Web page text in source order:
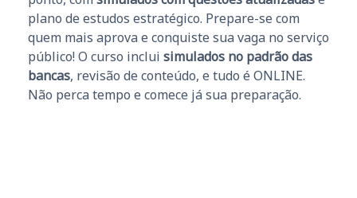
plano de estudos estratégico. Prepare-se com
quem mais aprova e conquiste sua vaga no serviço
público! O curso inclui simulados no padrão das
bancas, revisão de conteúdo, e tudo é ONLINE.
Não perca tempo e comece já sua preparação.